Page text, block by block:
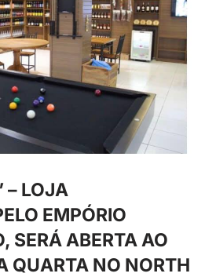
– LOJA
EMPÓRIO
SERÁ ABERTA AO
QUARTA NO NORTH